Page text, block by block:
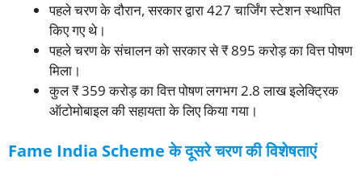
पहले चरण के दौरान, सरकार द्वारा 427 चार्जिंग स्टेशन स्थापित
किए गए थे।
पहले चरण के संचालन को सरकार से ₹ ​​895 करोड़ का वित्त पोषण
मिला।
कुल ₹ 359 करोड़ का वित्त पोषण लगभग 2.8 लाख इलेक्ट्रिक
ऑटोमोबाइल की सहायता के लिए किया गया।
Fame India Scheme के दूसरे चरण की विशेषताएं